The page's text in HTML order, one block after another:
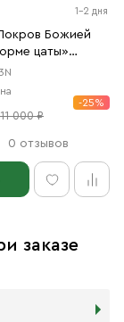
1-2 дня
Божией
цаты»
11 000 ₽
-25%
0 отзывов
заказе